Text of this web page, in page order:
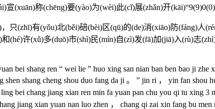
(xuān)称(chēng)要(yào)为(wèi)此(cǐ)展(zhǎn)开
(zhī)有(yǒu)北(běi)碚(bèi)区(qū)的(de)消(xiāo)防(fáng)人
(hé)许(xǔ)多(duō)市(shì)民(mín)自(zì)发(fā)加(jiā)入(rù)志
bei shang ren “ wei lie ” huo xing san nian ban ben bao ji zhe
shang cheng shou duo fang da ji 。 ” jin ri ， yin fan shou
bei chang jiang xian ren min fa yuan pan chu you qi tu xing 3
jiang xian yuan nan luo zhen ， chang qi zai xin fang bu